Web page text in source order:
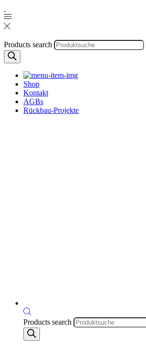
Products search
Shop
Kontakt
AGBs
Rückbau-Projekte
Products search